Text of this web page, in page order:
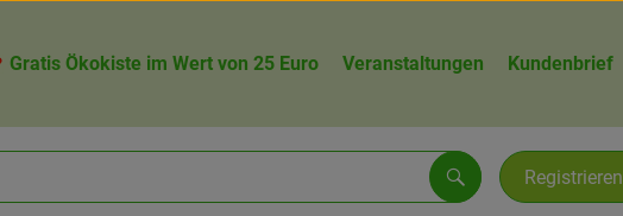
Gratis Ökokiste im Wert von 25 Euro Veranstaltungen Kundenbrief
Registrieren
Suchen